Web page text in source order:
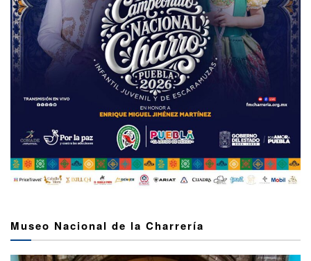
Museo Nacional de la Charrería